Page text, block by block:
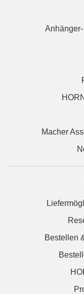
Macher
Bestellen